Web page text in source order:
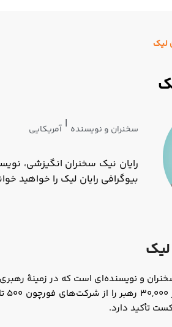
لیک
سخنران و نویسنده | آمریکایی
رایان نیک سخنران انگیزشی،
بیوگرافی رایان لیک را خواهید
لیک
و نویسنده‌ای است که در زمینۀ
تأکید دارد.